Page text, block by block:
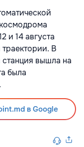
и 14 августа
В
станция вышла на
была
в Google